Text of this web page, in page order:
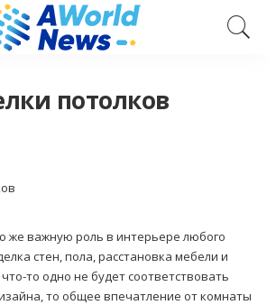
потолков
же важную роль в интерьере любого
стен, пола, расстановка мебели и
то одно не будет соответствовать
то общее впечатление от комнаты